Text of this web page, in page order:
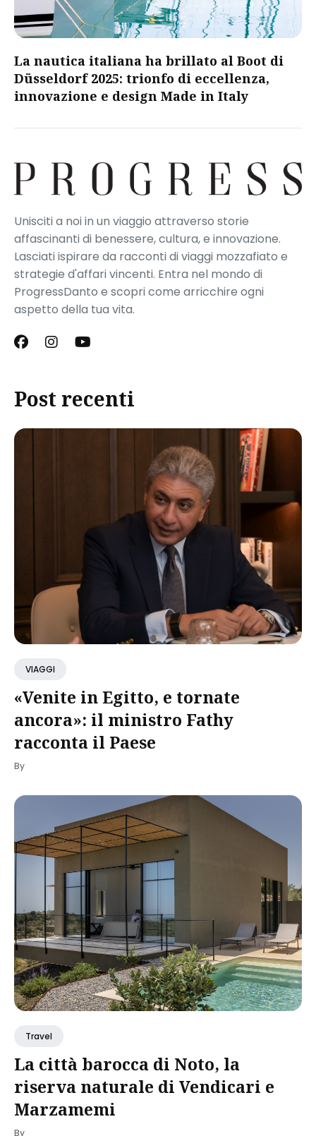
La nautica italiana ha brillato al Boot di
Düsseldorf 2025: trionfo di eccellenza,
innovazione e design Made in Italy
Unisciti a noi in un viaggio attraverso storie
affascinanti di benessere, cultura, e innovazione.
Lasciati ispirare da racconti di viaggi mozzafiato e
strategie d'affari vincenti. Entra nel mondo di
ProgressDanto e scopri come arricchire ogni
aspetto della tua vita.
Post recenti
VIAGGI
«Venite in Egitto, e tornate
ancora»: il ministro Fathy
racconta il Paese
By
Travel
La città barocca di Noto, la
riserva naturale di Vendicari e
Marzamemi
By